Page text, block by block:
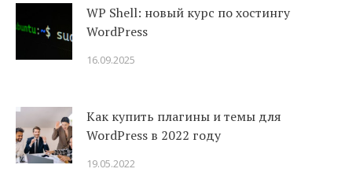
WP Shell: новый курс по хостингу
WordPress
16.09.2025
Как купить плагины и темы для
WordPress в 2022 году
19.05.2022